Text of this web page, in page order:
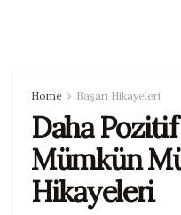
Home Başarı Hikayeleri
Daha
Mümkün
Hikayeleri